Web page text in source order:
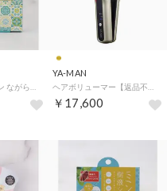
YA-MAN
￥17,600